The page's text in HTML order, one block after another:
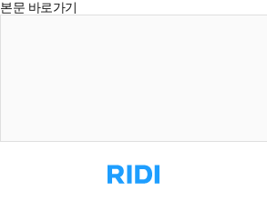
본문 바로가기
리
디